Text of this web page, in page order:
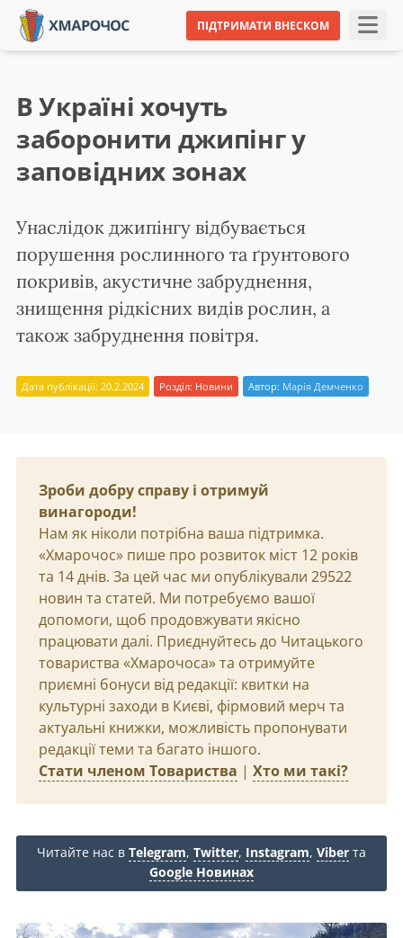
ПІДТРИМАТИ ВНЕСКОМ
В Україні хочуть
заборонити джипінг у
заповідних зонах
Унаслідок джипінгу відбувається
порушення рослинного та ґрунтового
покривів, акустичне забруднення,
знищення рідкісних видів рослин, а
також забруднення повітря.
Дата публікації: 20.2.2024 Розділ: Новини Автор: Марія Демченко
Зроби добру справу і отримуй
винагороди!
Нам як ніколи потрібна ваша підтримка.
«Хмарочос» пише про розвиток міст 12 років
та 14 днів. За цей час ми опублікували 29522
новин та статей. Ми потребуємо вашої
допомоги, щоб продовжувати якісно
працювати далі. Приєднуйтесь до Читацького
товариства «Хмарочоса» та отримуйте
приємні бонуси від редакції: квитки на
культурні заходи в Києві, фірмовий мерч та
актуальні книжки, можливість пропонувати
редакції теми та багато іншого.
Стати членом Товариства | Хто ми такі?
Читайте нас в Telegram, Twitter, Instagram, Viber та
Google Новинах